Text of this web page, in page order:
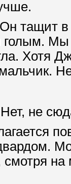
тащит
голым.
Хотя
не
на